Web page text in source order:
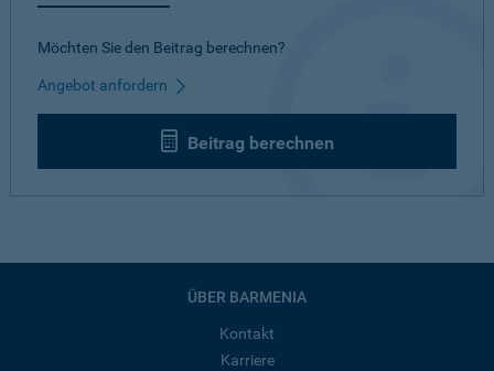
Möchten Sie den Beitrag berechnen?
Angebot anfordern
Beitrag berechnen
ÜBER BARMENIA
Kontakt
Karriere